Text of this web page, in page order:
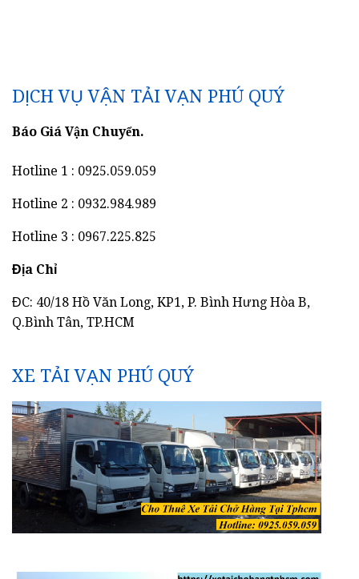
DỊCH VỤ VẬN TẢI VẠN PHÚ QUÝ
Báo Giá Vận Chuyển.
Hotline 1 : 0925.059.059
Hotline 2 : 0932.984.989
Hotline 3 : 0967.225.825
Địa Chỉ
ĐC: 40/18 Hồ Văn Long, KP1, P. Bình Hưng Hòa B,
Q.Bình Tân, TP.HCM
XE TẢI VẠN PHÚ QUÝ